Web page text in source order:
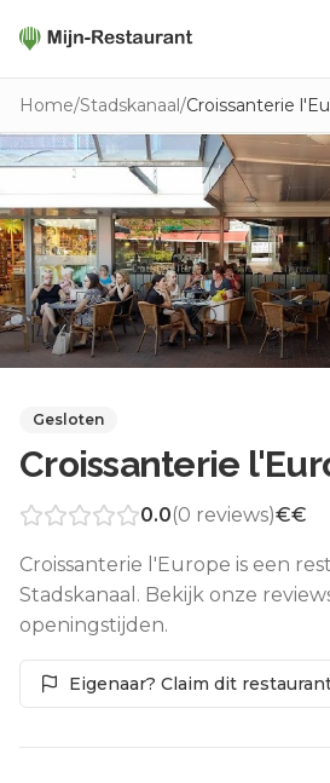
Zoeken
In de buurt
Keukens
Foodwall
Reviews
Home/Stadskanaal/Croissanterie
Gesloten
Croissanterie
0.0(0 reviews)€€
Croissanterie l'Europe is een
Stadskanaal. Bekijk onze
openingstijden.
Eigenaar? Claim dit